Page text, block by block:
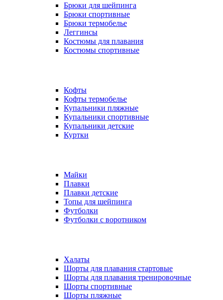
Брюки для шейпинга
Брюки спортивные
Брюки термобелье
Леггинсы
Костюмы для плавания
Костюмы спортивные
Кофты
Кофты термобелье
Купальники пляжные
Купальники спортивные
Купальники детские
Куртки
Майки
Плавки
Плавки детские
Топы для шейпинга
Футболки
Футболки с воротником
Халаты
Шорты для плавания стартовые
Шорты для плавания тренировочные
Шорты спортивные
Шорты пляжные